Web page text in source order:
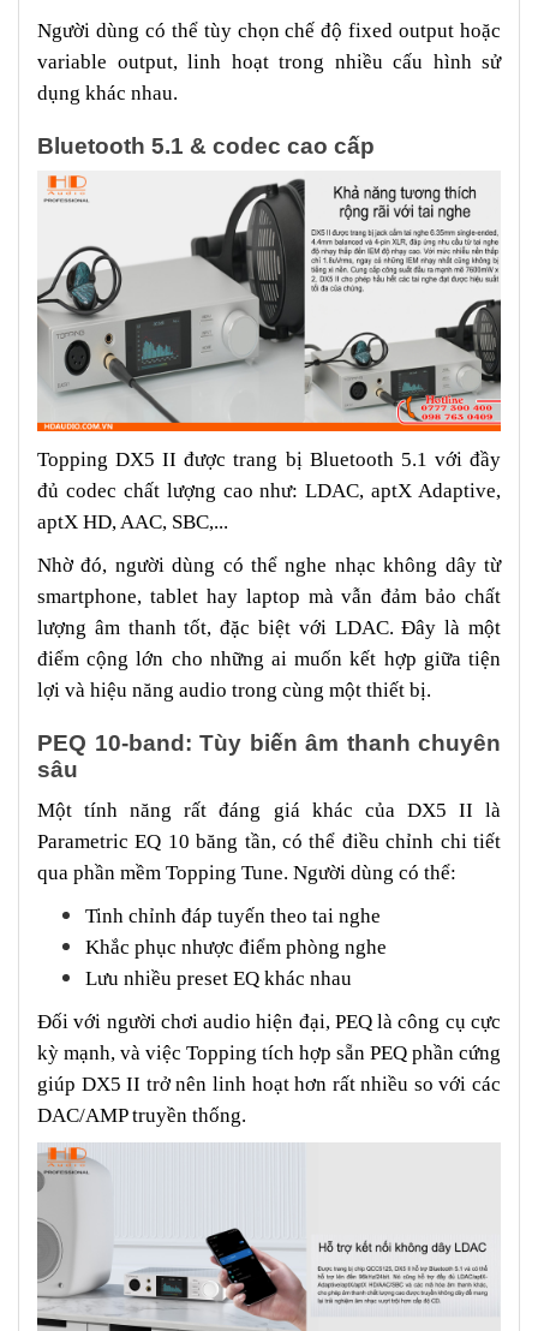
Người dùng có thể tùy chọn chế độ fixed output hoặc
variable output, linh hoạt trong nhiều cấu hình sử
dụng khác nhau.
Bluetooth 5.1 & codec cao cấp
Topping DX5 II được trang bị Bluetooth 5.1 với đầy
đủ codec chất lượng cao như: LDAC, aptX Adaptive,
aptX HD, AAC, SBC,...
Nhờ đó, người dùng có thể nghe nhạc không dây từ
smartphone, tablet hay laptop mà vẫn đảm bảo chất
lượng âm thanh tốt, đặc biệt với LDAC. Đây là một
điểm cộng lớn cho những ai muốn kết hợp giữa tiện
lợi và hiệu năng audio trong cùng một thiết bị.
PEQ 10-band: Tùy biến âm thanh chuyên
sâu
Một tính năng rất đáng giá khác của DX5 II là
Parametric EQ 10 băng tần, có thể điều chỉnh chi tiết
qua phần mềm Topping Tune. Người dùng có thể:
Tinh chỉnh đáp tuyến theo tai nghe
Khắc phục nhược điểm phòng nghe
Lưu nhiều preset EQ khác nhau
Đối với người chơi audio hiện đại, PEQ là công cụ cực
kỳ mạnh, và việc Topping tích hợp sẵn PEQ phần cứng
giúp DX5 II trở nên linh hoạt hơn rất nhiều so với các
DAC/AMP truyền thống.